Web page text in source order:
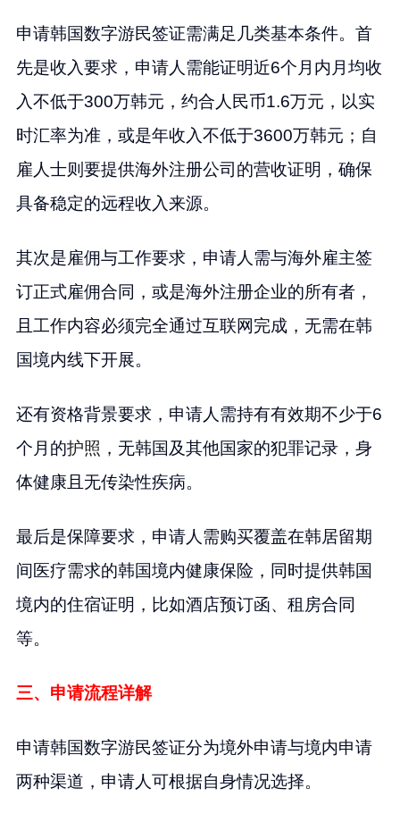
申请韩国数字游民签证需满足几类基本条件。首
先是收入要求，申请人需能证明近6个月内月均收
入不低于300万韩元，约合人民币1.6万元，以实
时汇率为准，或是年收入不低于3600万韩元；自
雇人士则要提供海外注册公司的营收证明，确保
具备稳定的远程收入来源。
其次是雇佣与工作要求，申请人需与海外雇主签
订正式雇佣合同，或是海外注册企业的所有者，
且工作内容必须完全通过互联网完成，无需在韩
国境内线下开展。
还有资格背景要求，申请人需持有有效期不少于6
个月的护照 ，无韩国及其他国家的犯罪记录，身
体健康且无传染性疾病。
最后是保障要求，申请人需购买覆盖在韩居留期
间医疗需求的韩国境内健康保险，同时提供韩国
境内的住宿证明，比如酒店预订函、租房合同
等。
三、申请流程详解
申请韩国数字游民签证分为境外申请与境内申请
两种渠道，申请人可根据自身情况选择。